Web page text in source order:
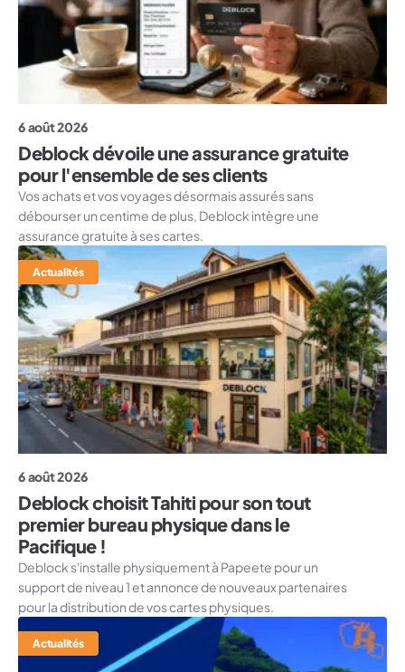
6 août 2026
Deblock dévoile une assurance gratuite
pour l'ensemble de ses clients
Vos achats et vos voyages désormais assurés sans
débourser un centime de plus, Deblock intègre une
assurance gratuite à ses cartes.
Actualités
6 août 2026
Deblock choisit Tahiti pour son tout
premier bureau physique dans le
Pacifique !
Deblock s'installe physiquement à Papeete pour un
support de niveau 1 et annonce de nouveaux partenaires
pour la distribution de vos cartes physiques.
Actualités